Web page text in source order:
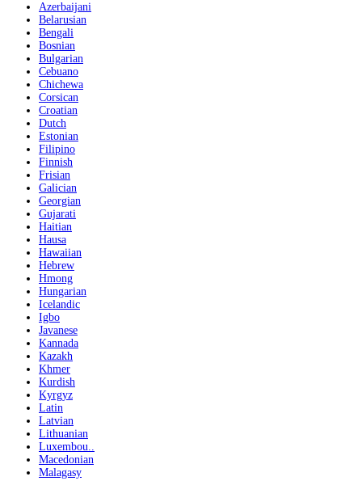
Azerbaijani
Belarusian
Bengali
Bosnian
Bulgarian
Cebuano
Chichewa
Corsican
Croatian
Dutch
Estonian
Filipino
Finnish
Frisian
Galician
Georgian
Gujarati
Haitian
Hausa
Hawaiian
Hebrew
Hmong
Hungarian
Icelandic
Igbo
Javanese
Kannada
Kazakh
Khmer
Kurdish
Kyrgyz
Latin
Latvian
Lithuanian
Luxembou..
Macedonian
Malagasy